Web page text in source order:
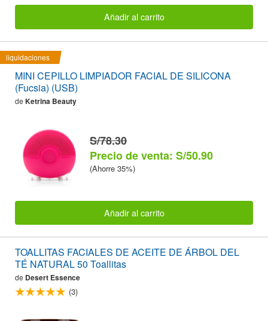
Añadir al carrito
liquidaciones
MINI CEPILLO LIMPIADOR FACIAL DE SILICONA
(Fucsia) (USB)
de Ketrina Beauty
S/78.30
Precio de venta: S/50.90
(Ahorre 35%)
Añadir al carrito
TOALLITAS FACIALES DE ACEITE DE ÁRBOL DEL
TÉ NATURAL 50 Toallitas
de Desert Essence
(3)